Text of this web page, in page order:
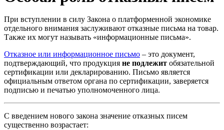
При вступлении в силу Закона о платформенной экономике
отдельного внимания заслуживают отказные письма на товар.
Также их могут называть «информационные письма».
Отказное или информационное письмо – это документ,
подтверждающий, что продукция не подлежит обязательной
сертификации или декларированию. Письмо является
официальным ответом органа по сертификации, заверяется
подписью и печатью уполномоченного лица.
С введением нового закона значение отказных писем
существенно возрастает: